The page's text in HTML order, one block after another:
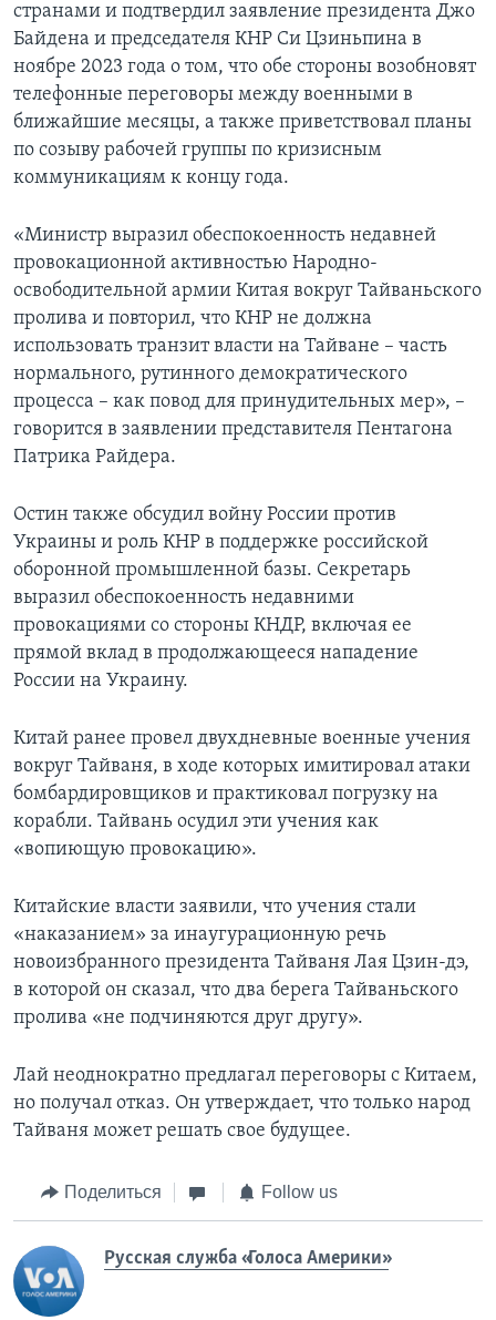
странами и подтвердил заявление президента Джо
Байдена и председателя КНР Си Цзиньпина в
ноябре 2023 года о том, что обе стороны возобновят
телефонные переговоры между военными в
ближайшие месяцы, а также приветствовал планы
по созыву рабочей группы по кризисным
коммуникациям к концу года.
«Министр выразил обеспокоенность недавней
провокационной активностью Народно-
освободительной армии Китая вокруг Тайваньского
пролива и повторил, что КНР не должна
использовать транзит власти на Тайване – часть
нормального, рутинного демократического
процесса – как повод для принудительных мер», –
говорится в заявлении представителя Пентагона
Патрика Райдера.
Остин также обсудил войну России против
Украины и роль КНР в поддержке российской
оборонной промышленной базы. Секретарь
выразил обеспокоенность недавними
провокациями со стороны КНДР, включая ее
прямой вклад в продолжающееся нападение
России на Украину.
Китай ранее провел двухдневные военные учения
вокруг Тайваня, в ходе которых имитировал атаки
бомбардировщиков и практиковал погрузку на
корабли. Тайвань осудил эти учения как
«вопиющую провокацию».
Китайские власти заявили, что учения стали
«наказанием» за инаугурационную речь
новоизбранного президента Тайваня Лая Цзин-дэ,
в которой он сказал, что два берега Тайваньского
пролива «не подчиняются друг другу».
Лай неоднократно предлагал переговоры с Китаем,
но получал отказ. Он утверждает, что только народ
Тайваня может решать свое будущее.
Поделиться Follow us
Русская служба «Голоса Америки»